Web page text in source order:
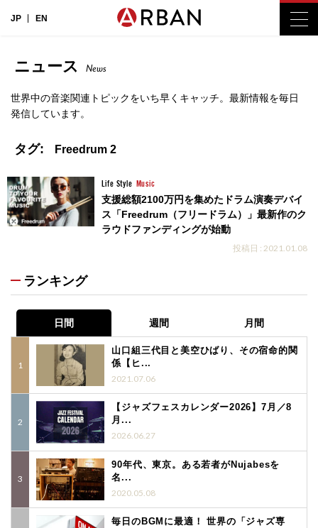
JP EN
ニュース News
世界中の音楽関連トピックをいち早くキャッチ。最新情報を毎日
発信しています。
タグ: Freedrum 2
Life Style Music
支援総額2100万円を集めたドラム演奏デバイ
ス「Freedrum（フリードラム）」最新作のク
ラウドファンディングが始動
投稿日 : 2021.01.08
ランキング
日間 週間 月間
山口組三代目と美空ひばり、その宿命的関
係【ヒ...
2021.07.06
【ジャズフェスカレンダー2026】7月／8
月...
2026.06.27
90年代、東京。ある若者がNujabesを
名...
2020.05.08
毎日のBGMに最適！ 世界の「ジャズ専